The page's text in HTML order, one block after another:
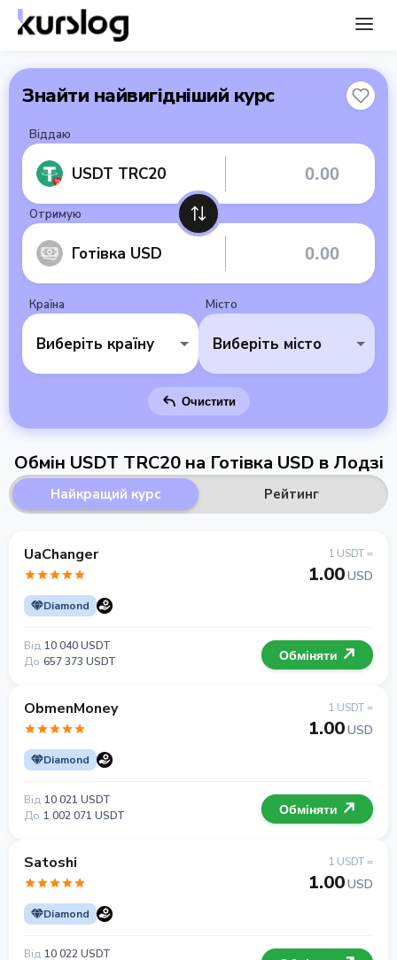
Знайти найвигідніший курс
Віддаю
USDT TRC20
Отримую
Готівка USD
Країна
Виберіть країну
Місто
Виберіть місто
Очистити
Обмін USDT TRC20 на Готівка USD в Лодзі
Найкращий курс Рейтинг
UaChanger
Diamond
1 USDT =
1.00USD
Від 10 040 USDT
До 657 373 USDT Обміняти
ObmenMoney
Diamond
1 USDT =
1.00USD
Від 10 021 USDT
До 1 002 071 USDT Обміняти
Satoshi
Diamond
1 USDT =
1.00USD
Від 10 022 USDT